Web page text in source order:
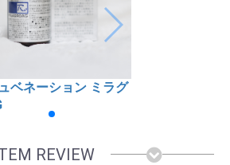
ベネーション ミラグ
REVIEW